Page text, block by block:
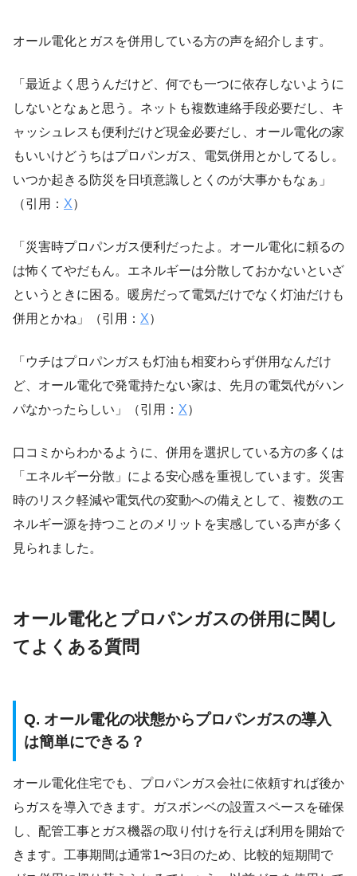
オール電化とガスを併用している方の声を紹介します。
「最近よく思うんだけど、何でも一つに依存しないように
しないとなぁと思う。ネットも複数連絡手段必要だし、キ
ャッシュレスも便利だけど現金必要だし、オール電化の家
もいいけどうちはプロパンガス、電気併用とかしてるし。
いつか起きる防災を日頃意識しとくのが大事かもなぁ」
（引用： X）
「災害時プロパンガス便利だったよ。オール電化に頼るの
は怖くてやだもん。エネルギーは分散しておかないといざ
というときに困る。暖房だって電気だけでなく灯油だけも
併用とかね」（引用： X）
「ウチはプロパンガスも灯油も相変わらず併用なんだけ
ど、オール電化で発電持たない家は、先月の電気代がハン
パなかったらしい」（引用： X）
口コミからわかるように、併用を選択している方の多くは
「エネルギー分散」による安心感を重視しています。災害
時のリスク軽減や電気代の変動への備えとして、複数のエ
ネルギー源を持つことのメリットを実感している声が多く
見られました。
オール電化とプロパンガスの併用に関し
てよくある質問
Q. オール電化の状態からプロパンガスの導入
は簡単にできる？
オール電化住宅でも、プロパンガス会社に依頼すれば後か
らガスを導入できます。ガスボンベの設置スペースを確保
し、配管工事とガス機器の取り付けを行えば利用を開始で
きます。工事期間は通常1〜3日のため、比較的短期間で